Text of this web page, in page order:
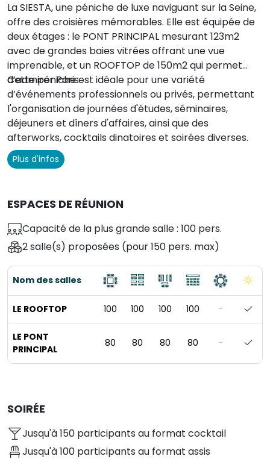
La SIESTA, une péniche de luxe naviguant sur la Seine,
offre des croisières mémorables. Elle est équipée de
deux étages : le PONT PRINCIPAL mesurant 123m2
avec de grandes baies vitrées offrant une vue
imprenable, et un ROOFTOP de 150m2 qui permet
d’admirer Paris.
Cette péniche est idéale pour une variété
d’événements professionnels ou privés, permettant
l'organisation de journées d'études, séminaires,
déjeuners et dîners d'affaires, ainsi que des
afterworks, cocktails dinatoires et soirées diverses.
Plus d'infos
ESPACES DE RÉUNION
Capacité de la plus grande salle : 100 pers.
2 salle(s) proposées (pour 150 pers. max)
Nom des salles
LE ROOFTOP 100 100 100 100 -
LE PONT
PRINCIPAL
80 80 80 80 -
SOIRÉE
Jusqu'à 150 participants au format cocktail
Jusqu'à 100 participants au format assis